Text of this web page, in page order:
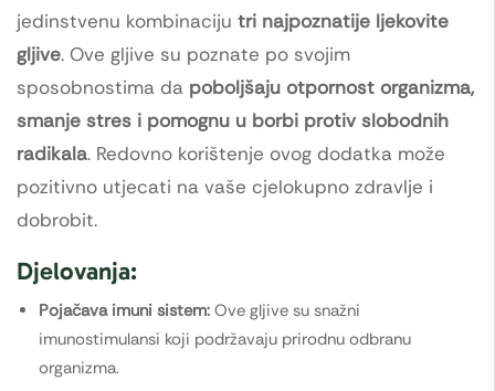
jedinstvenu kombinaciju tri najpoznatije ljekovite
gljive. Ove gljive su poznate po svojim
sposobnostima da poboljšaju otpornost organizma,
smanje stres i pomognu u borbi protiv slobodnih
radikala. Redovno korištenje ovog dodatka može
pozitivno utjecati na vaše cjelokupno zdravlje i
dobrobit.
Djelovanja:
Pojačava imuni sistem: Ove gljive su snažni
imunostimulansi koji podržavaju prirodnu odbranu
organizma.